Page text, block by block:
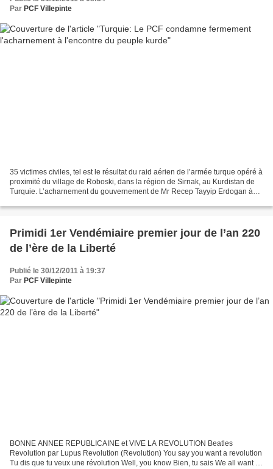
Par PCF Villepinte
35 victimes civiles, tel est le résultat du raid aérien de l’armée turque opéré à
proximité du village de Roboski, dans la région de Sirnak, au Kurdistan de
Turquie. L’acharnement du gouvernement de Mr Recep Tayyip Erdogan à
Primidi 1er Vendémiaire premier jour de l’an 220
de l’ère de la Liberté
Publié le 30/12/2011 à 19:37
Par PCF Villepinte
BONNE ANNEE REPUBLICAINE et VIVE LA REVOLUTION Beatles
Revolution par Lupus Revolution (Revolution) You say you want a revolution
Tu dis que tu veux une révolution Well, you know Bien, tu sais We all want to